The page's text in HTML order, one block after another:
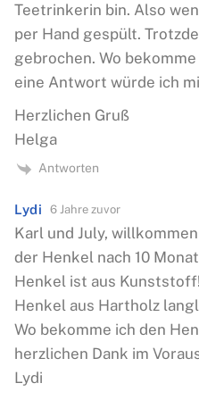
Teetrinkerin bin. Also
per Hand gespült.
gebrochen. Wo
eine Antwort würde ich
Herzlichen Gruß
Helga
Antworten
Lydi 6 Jahre zuvor
Karl und July,
der Henkel nach 10
Henkel ist aus
Henkel aus Hartholz
Wo bekomme ich den
herzlichen Dank im
Lydi